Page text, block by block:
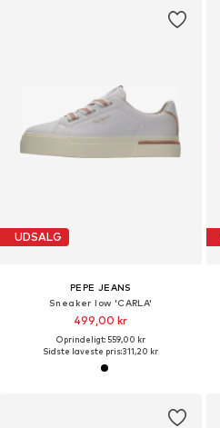
UDSALG
PEPE JEANS
Sneaker low 'CARLA'
499,00 kr
Oprindeligt: 559,00 kr
Sidste laveste pris:311,20 kr